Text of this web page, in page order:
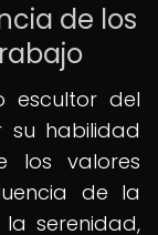
de los
escultor del
su habilidad
los valores
de la
serenidad,